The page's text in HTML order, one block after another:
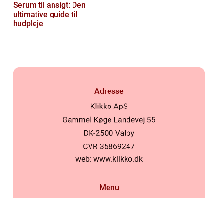
Serum til ansigt: Den
ultimative guide til
hudpleje
Adresse
web: www.klikko.dk
Menu